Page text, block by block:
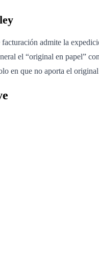
admite la
el “original en papel”
en que no aporta el